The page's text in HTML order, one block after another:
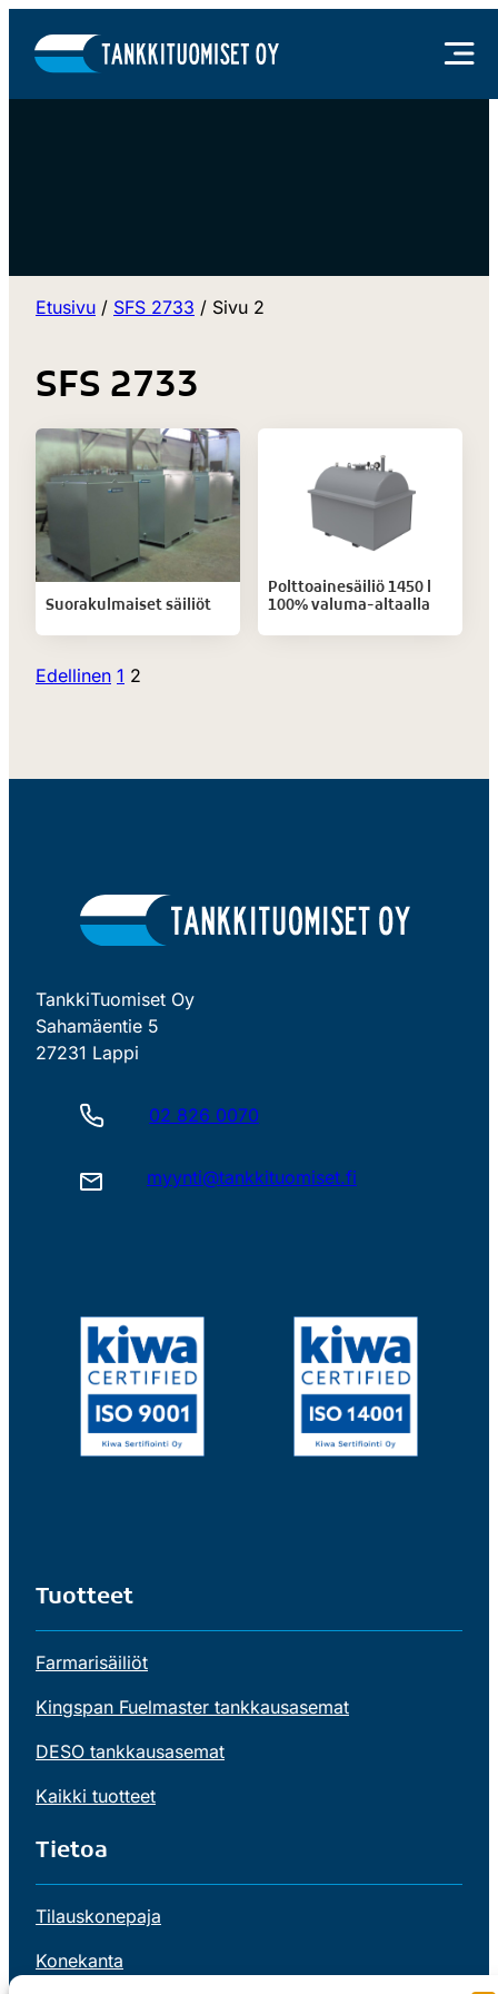
sisältöön
Etusivu / SFS 2733 / Sivu 2
SFS 2733
Suorakulmaiset säiliöt
Polttoainesäiliö 1450 l
100% valuma-altaalla
Artikkelien
Edellinen 1 2
TankkiTuomiset Oy
Sahamäentie 5
27231 Lappi
02 826 0070
myynti@tankkituomiset.fi
Tuotteet
Farmarisäiliöt
Kingspan Fuelmaster tankkausasemat
DESO tankkausasemat
Kaikki tuotteet
Tietoa
Tilauskonepaja
Konekanta